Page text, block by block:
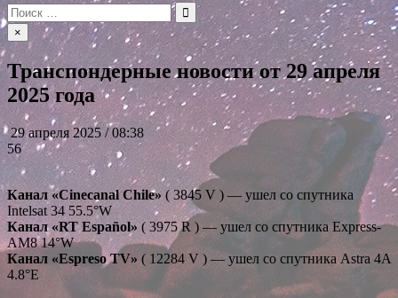
Искать:
×
Транспондерные новости от 29 апреля
2025 года
29 апреля 2025 / 08:38
56
Канал «Cinecanal Chile» ( 3845 V ) — ушел со спутника
Intelsat 34 55.5°W
Канал «RT Español» ( 3975 R ) — ушел со спутника Express-
AM8 14°W
Канал «Espreso TV» ( 12284 V ) — ушел со спутника Astra 4A
4.8°E